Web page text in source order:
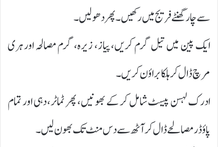
سے چار گھنٹے فریج میں رکھیں۔ پھر دھو لیں۔
ایک پین میں تیل گرم کریں، پیاز، زیرہ، گرم مصالحہ اور ہری
مرچ ڈال کر ہلکا براؤن کریں۔
ادرک لہسن پیسٹ شامل کر کے بھونیں، پھر ٹماٹر، دہی اور تمام
پاؤڈر مصالحے ڈال کر آٹھ سے دس منٹ تک بھون لیں۔